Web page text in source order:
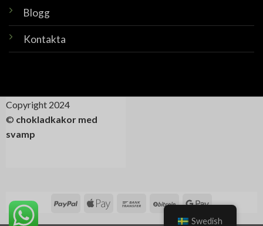
Blogg
Kontakta
Copyright 2024
© chokladkakor med
svamp
Swedish